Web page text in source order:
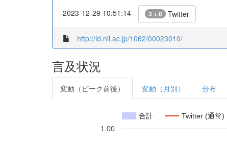
2023-12-29 10:51:14 3 + 0 Twitter
http://id.nii.ac.jp/1062/00023010/
言及状況
変動（ピーク前後） 変動（月別） 分布
合計 Twitter (通常)
1.00